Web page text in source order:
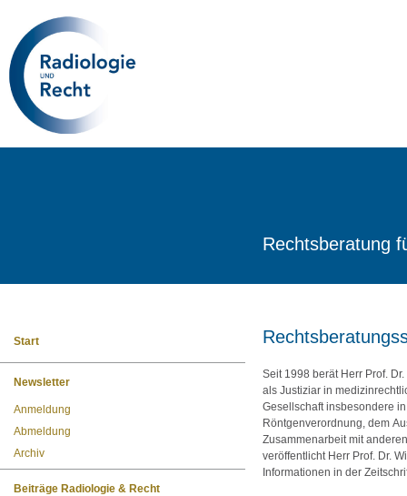
Start
Newsletter
Anmeldung
Abmeldung
Archiv
Beiträge Radiologie & Recht
Rechtsberatung
Seit 1998 berät Herr Prof.
als Justiziar in
Gesellschaft insbesondere
Röntgenverordnung, dem
Zusammenarbeit mit
veröffentlicht Herr Prof. Dr.
Informationen in der